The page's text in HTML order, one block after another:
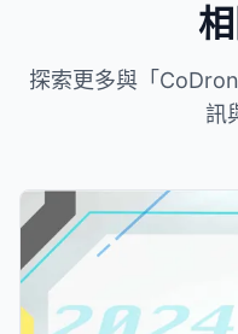
探索更多與「
訊